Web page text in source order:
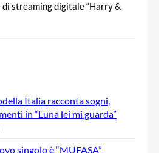
streaming digitale “Harry &
Italia racconta sogni,
in “Luna lei mi guarda”
singolo è “MUFASA”